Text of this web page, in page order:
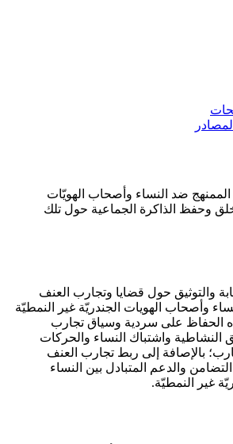
الممنهج ضد النساء وأصحاب الهويّات
وحفظ الذاكرة الجماعية حول تلك
والتوثيق حول قضايا وتجارب العنف
وأصحاب الهويات الجندريّة غير النمطيّة
الحفاظ على سردية وسياق تجارب
النشاطية واشتباك النساء والحركات
بالإصافة إلى ربط تجارب العنف
والدعم المتبادل بين النساء
غير النمطيّة.